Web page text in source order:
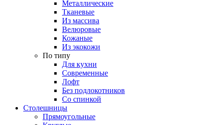
Металлические
Тканевые
Из массива
Велюровые
Кожаные
Из экокожи
По типу
Для кухни
Современные
Лофт
Без подлокотников
Со спинкой
Столешницы
Прямоугольные